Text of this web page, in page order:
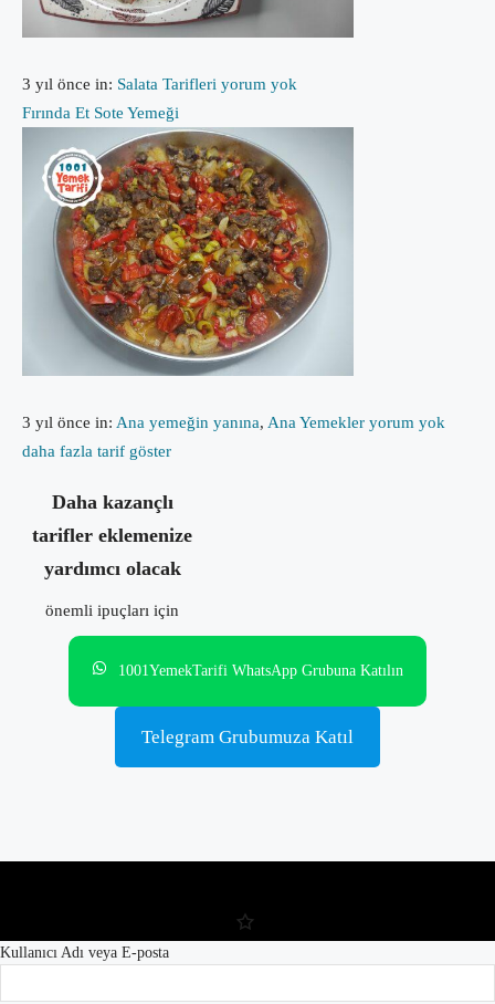
3 yıl önce in: Salata Tarifleri yorum yok
Fırında Et Sote Yemeği
3 yıl önce in: Ana yemeğin yanına, Ana Yemekler yorum yok
daha fazla tarif göster
Daha kazançlı
tarifler eklemenize
yardımcı olacak
önemli ipuçları için
1001YemekTarifi WhatsApp Grubuna Katılın
Telegram Grubumuza Katıl
Kullanıcı Adı veya E-posta